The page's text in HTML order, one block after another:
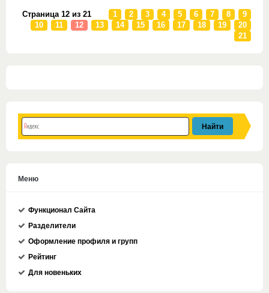
Страница 12 из 21 1 2 3 4 5 6 7 8
9
10
11 12 13 14 15 16 17 18 19
20
21
Меню
Функционал Сайта
Разделители
Оформление профиля и групп
Рейтинг
Для новеньких